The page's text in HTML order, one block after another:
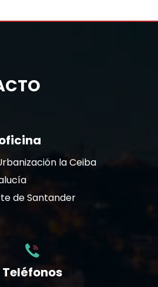
la Ceiba
de Santander
Teléfonos